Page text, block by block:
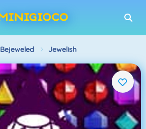
Bejeweled Jewelish